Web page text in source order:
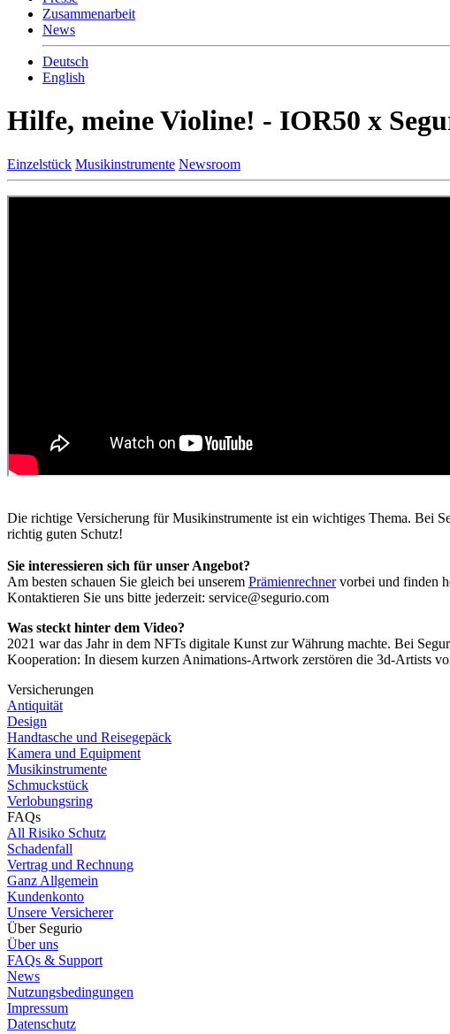
Zusammenarbeit
News
Deutsch
English
Hilfe, meine Violine! - IOR50 x
Einzelstück Musikinstrumente Newsroom
Die richtige Versicherung für Musikinstrumente ist ein wichtiges Thema. Bei
richtig guten Schutz!
Sie interessieren sich für unser Angebot?
Am besten schauen Sie gleich bei unserem Prämienrechnervorbei und finden
Kontaktieren Sie uns bitte jederzeit: service@segurio.com
Was steckt hinter dem Video?
2021 war das Jahr in dem NFTs digitale Kunst zur Währung machte. Bei
Kooperation: In diesem kurzen Animations-Artwork zerstören die 3d-Artists
Versicherungen
Antiquität
Design
Handtasche und Reisegepäck
Kamera und Equipment
Musikinstrumente
Schmuckstück
Verlobungsring
FAQs
All Risiko Schutz
Schadenfall
Vertrag und Rechnung
Ganz Allgemein
Kundenkonto
Unsere Versicherer
Über Segurio
Über uns
FAQs & Support
News
Nutzungsbedingungen
Impressum
Datenschutz